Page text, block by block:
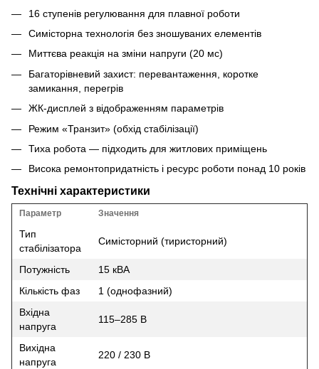
16 ступенів регулювання для плавної роботи
Симісторна технологія без зношуваних елементів
Миттєва реакція на зміни напруги (20 мс)
Багаторівневий захист: перевантаження, коротке
замикання, перегрів
ЖК-дисплей з відображенням параметрів
Режим «Транзит» (обхід стабілізації)
Тиха робота — підходить для житлових приміщень
Висока ремонтопридатність і ресурс роботи понад 10 років
Технічні характеристики
Параметр Значення
Тип
стабілізатора
Симісторний (тиристорний)
Потужність
15 кВА
Кількість фаз
1 (однофазний)
Вхідна
напруга
115–285 В
Вихідна
напруга
220 / 230 В